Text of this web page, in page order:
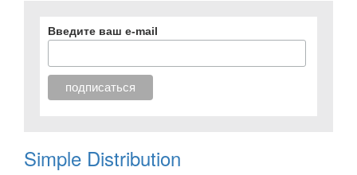
Введите ваш e-mail
Simple Distribution